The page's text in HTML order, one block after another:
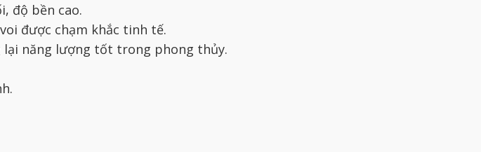
độ bền cao.
được chạm khắc tinh tế.
lại năng lượng tốt trong phong thủy.